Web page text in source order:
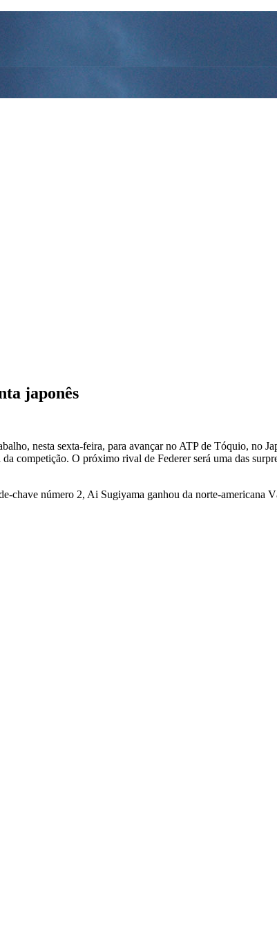
japonês
nesta sexta-feira, para avançar no ATP de Tóquio, no
competição. O próximo rival de Federer será uma das
chave número 2, Ai Sugiyama ganhou da norte-